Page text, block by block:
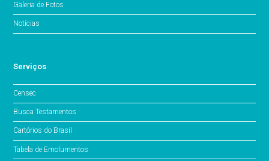
Galeria de Fotos
Notícias
Serviços
Censec
Busca Testamentos
Cartórios do Brasil
Tabela de Emolumentos